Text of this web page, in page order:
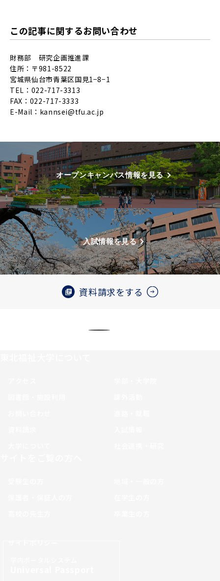
この記事に関するお問い合わせ
財務部 研究企画推進課
住所：〒981-8522
宮城県仙台市青葉区国見1−8−1
TEL：022-717-3313
FAX：022-717-3333
E-Mail： kannsei@tfu.ac.jp
オープンキャンパス情報を見る
入試情報を見る
資料請求をする